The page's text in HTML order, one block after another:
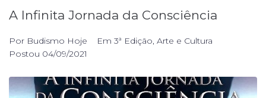
A Infinita Jornada da Consciência
Por Budismo Hoje Em 3ª Edição, Arte e Cultura
Postou 04/09/2021